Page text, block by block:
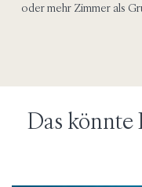
oder mehr Zimmer als
Das könnte